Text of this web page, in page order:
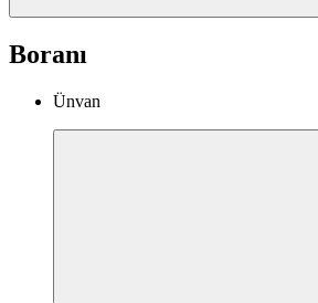
Boranı
Ünvan